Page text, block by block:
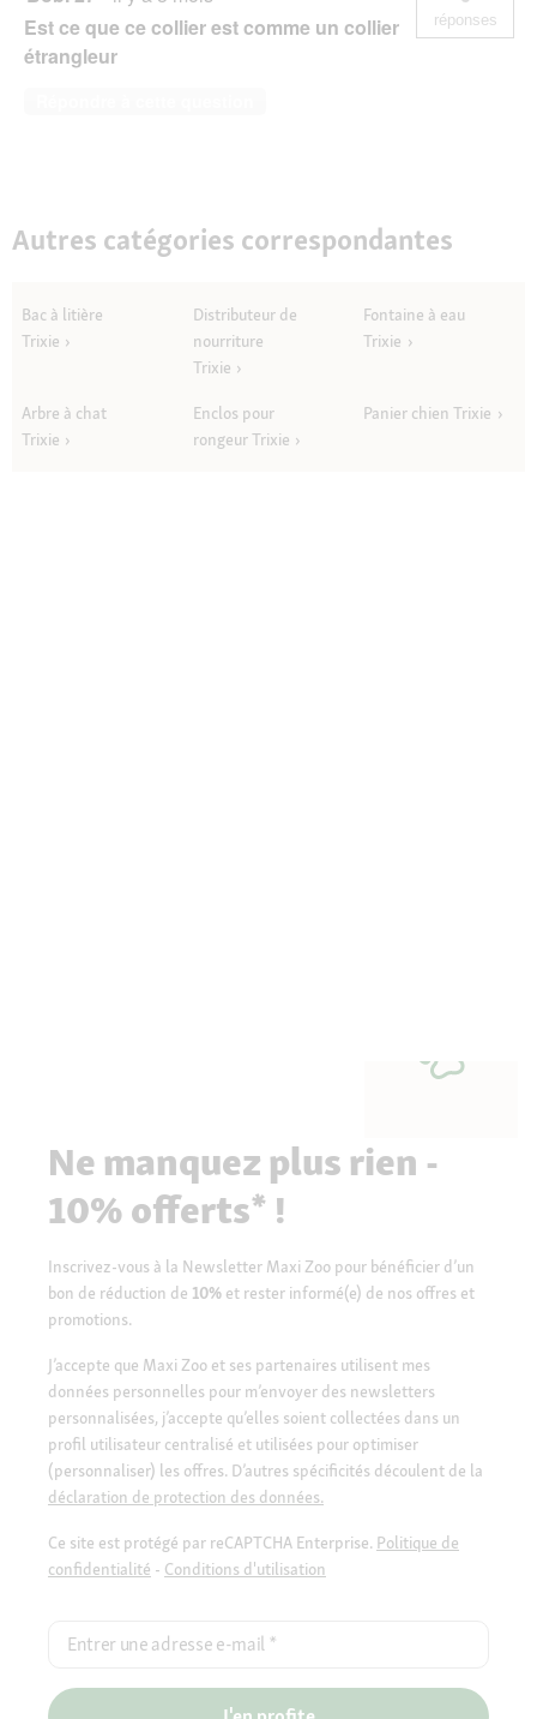
Est ce que ce collier est comme un collier
étrangleur
réponses
Autres catégories correspondantes
Bac à litière
Trixie
Distributeur de
nourriture
Trixie
Fontaine à eau
Trixie
Arbre à chat
Trixie
Enclos pour
rongeur Trixie
Panier chien Trixie
Ne manquez plus rien -
10% offerts* !
Inscrivez-vous à la Newsletter Maxi Zoo pour bénéficier d’un
bon de réduction de 10% et rester informé(e) de nos offres et
promotions.
J’accepte que Maxi Zoo et ses partenaires utilisent mes
données personnelles pour m’envoyer des newsletters
personnalisées, j’accepte qu’elles soient collectées dans un
profil utilisateur centralisé et utilisées pour optimiser
(personnaliser) les offres. D’autres spécificités découlent de la
déclaration de protection des données.
Ce site est protégé par reCAPTCHA Enterprise. Politique de
confidentialité - Conditions d'utilisation
Entrer une adresse e-mail *